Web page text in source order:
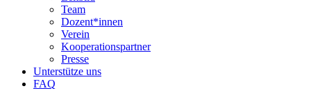
Team
Dozent*innen
Verein
Kooperationspartner
Presse
Unterstütze uns
FAQ